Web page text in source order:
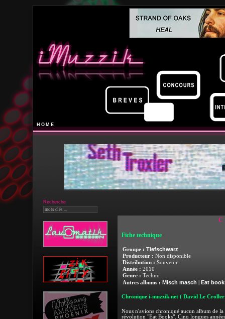
HOME
Recherche
Fiche technique
Groupe : Tiefschwarz
Producteur : Non disponible
Distribution : Souvenir
Année : 2010
Genre : Techno
Autres albums : Misch masch Eat
Chronique i-muzzik.net ( David Le Croller
Nous n'avions chroniqué aucun album de
révolution "Eat Books". Cinq longues